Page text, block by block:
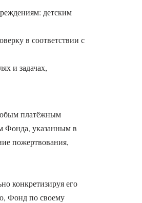
детским
в соответствии с
и задачах,
платёжным
Фонда, указанным в
пожертвования,
конкретизируя его
Фонд по своему